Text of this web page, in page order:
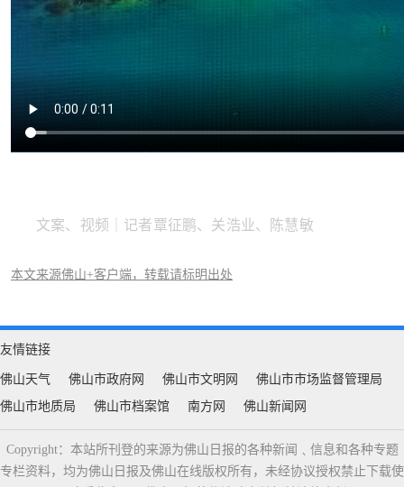
文案、视频｜记者覃征鹏、关浩业、陈慧敏
本文来源佛山+客户端，转载请标明出处
友情链接
佛山天气 佛山市政府网 佛山市文明网
佛山市市场监督管理局
佛山市地质局
佛山市档案馆 南方网 佛山新闻网
Copyright：本站所刊登的来源为佛山日报的各种新闻﹑信息和各种专题
专栏资料，均为佛山日报及佛山在线版权所有，未经协议授权禁止下载使